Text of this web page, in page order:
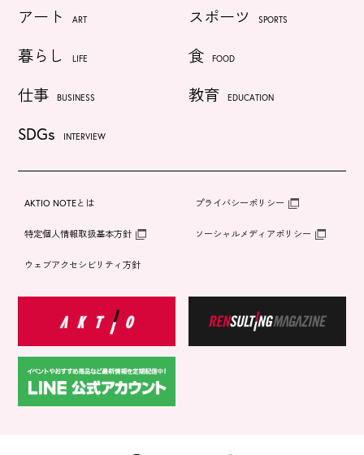
アート ART スポーツ SPORTS
暮らし LIFE 食 FOOD
仕事 BUSINESS 教育 EDUCATION
SDGs INTERVIEW
AKTIO NOTEとは プライバシーポリシー
特定個人情報取扱基本方針 ソーシャルメディアポリシー
ウェブアクセシビリティ方針